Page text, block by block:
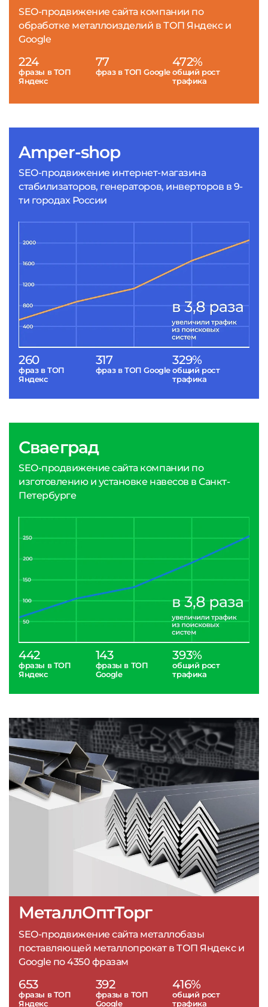
Amper-shop
SEO-продвижение интернет-магазина
стабилизаторов, генераторов, инверторов в 9-
ти городах России
260
фраз в ТОП
Яндекс
317
фраз в ТОП Google
329%
общий рост
трафика
МеталлОптТорг
SEO-продвижение сайта металлобазы
поставляющей металлопрокат в ТОП Яндекс и
Google по 4350 фразам
653
фразы в ТОП
Яндекс
392
фразы в ТОП
Google
416%
общий рост
трафика
SEO-продвижение сайта компании по
обработке металлоизделий в ТОП Яндекс и
Google
224
фразы в ТОП
Яндекс
77
фраз в ТОП Google
472%
общий рост
трафика
Сваеград
SEO-продвижение сайта компании по
изготовлению и установке навесов в Санкт-
Петербурге
442
фразы в ТОП
Яндекс
143
фразы в ТОП
Google
393%
общий рост
трафика